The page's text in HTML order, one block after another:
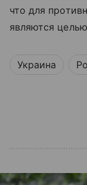
что для
являются
Украина